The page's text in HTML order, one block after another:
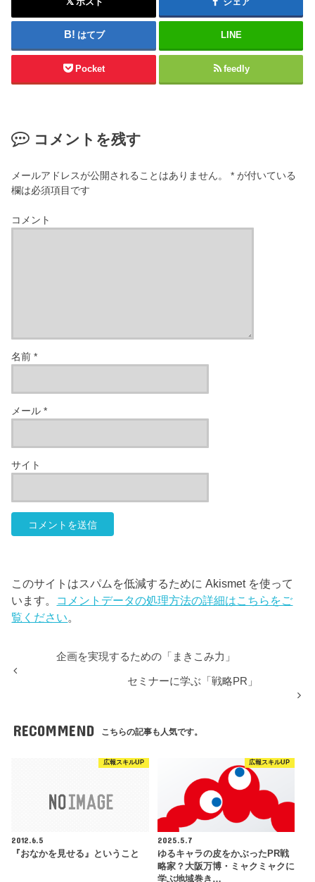
はてブ LINE
Pocket feedly
コメントを残す
メールアドレスが公開されることはありません。 * が付いている
欄は必須項目です
コメント
名前*
メール*
サイト
このサイトはスパムを低減するために Akismet を使って
います。 コメントデータの処理方法の詳細はこちらをご
覧ください。
企画を実現するための「まきこみ力」
セミナーに学ぶ「戦略PR」
RECOMMEND こちらの記事も人気です。
広報スキルUP
2012.6.5
『おなかを見せる』ということ
広報スキルUP
2025.5.7
ゆるキャラの皮をかぶったPR戦
略家？大阪万博・ミャクミャクに
学ぶ地域巻き…